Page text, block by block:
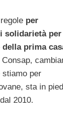
per
solidarietà
prima
stiamo per
sta in
2010.